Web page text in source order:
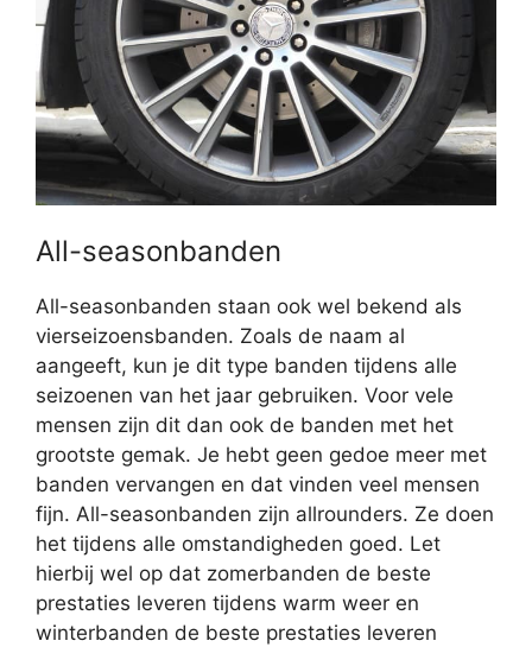
All-seasonbanden
All-seasonbanden staan ook wel bekend als
vierseizoensbanden. Zoals de naam al
aangeeft, kun je dit type banden tijdens alle
seizoenen van het jaar gebruiken. Voor vele
mensen zijn dit dan ook de banden met het
grootste gemak. Je hebt geen gedoe meer met
banden vervangen en dat vinden veel mensen
fijn. All-seasonbanden zijn allrounders. Ze doen
het tijdens alle omstandigheden goed. Let
hierbij wel op dat zomerbanden de beste
prestaties leveren tijdens warm weer en
winterbanden de beste prestaties leveren